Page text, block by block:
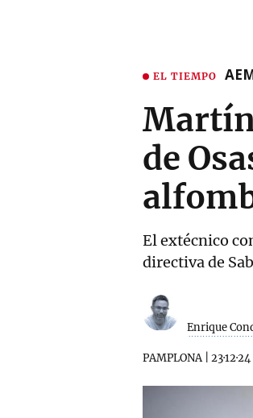
EL TIEMPO
de
El extécnico
directiva de
Enrique
PAMPLONA| 23·12·24